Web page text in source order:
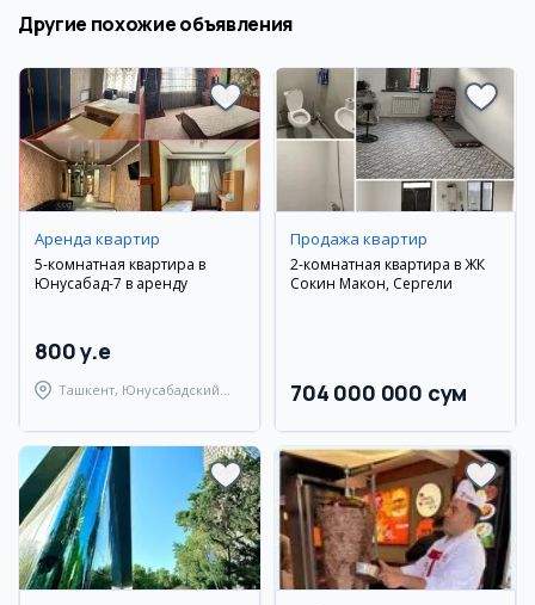
Другие похожие объявления
Аренда квартир
5-комнатная квартира в
Юнусабад-7 в аренду
800 y.e
Ташкент, Юнусабадский
Продажа квартир
2-комнатная квартира в ЖК
Сокин Макон, Сергели
704 000 000 сум